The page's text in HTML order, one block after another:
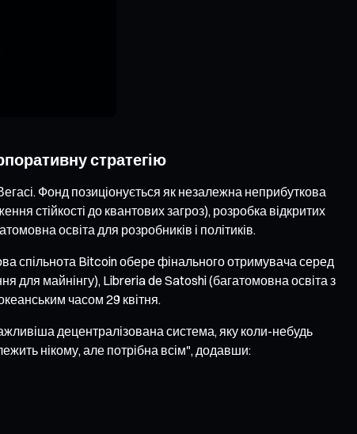
стратегію
Фонд позиціонується як незалежна неприбуткова
стійкості до квантових загроз), розробка відкритих
освіта для розробників і політиків.
спільнота Bitcoin обере фінального отримувача серед
для майнінгу), Libreria de Satoshi (багатомовна освіта з
часом 29 квітня.
децентралізована система, яку коли-небудь
нікому, але потрібна всім", додавши: